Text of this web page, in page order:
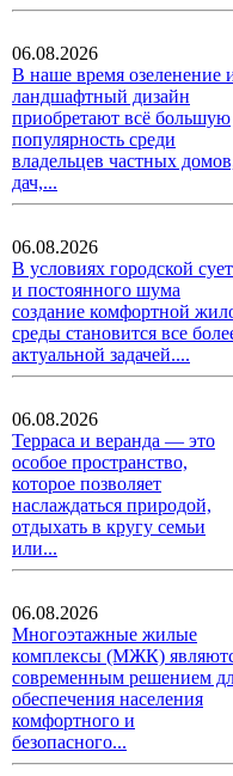
06.08.2026
В наше время озеленение
ландшафтный дизайн
приобретают всё большую
популярность среди
владельцев частных
дач,...
06.08.2026
В условиях городской
и постоянного шума
создание комфортной
среды становится все
актуальной задачей....
06.08.2026
Терраса и веранда — это
особое пространство,
которое позволяет
наслаждаться природой,
отдыхать в кругу семьи
или...
06.08.2026
Многоэтажные жилые
комплексы (МЖК)
современным решением
обеспечения населения
комфортного и
безопасного...